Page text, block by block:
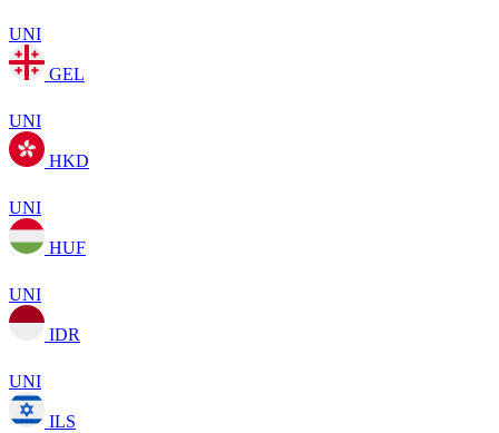
UNI
GEL
UNI
HKD
UNI
HUF
UNI
IDR
UNI
ILS